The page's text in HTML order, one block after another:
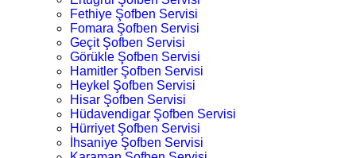
Fethiye Şofben Servisi
Fomara Şofben Servisi
Geçit Şofben Servisi
Görükle Şofben Servisi
Hamitler Şofben Servisi
Heykel Şofben Servisi
Hisar Şofben Servisi
Hüdavendigar Şofben Servisi
Hürriyet Şofben Servisi
İhsaniye Şofben Servisi